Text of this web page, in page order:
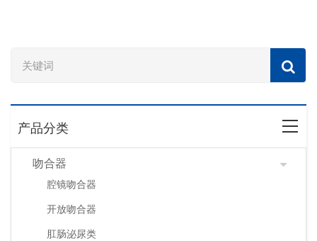
产品分类
吻合器
腔镜吻合器
开放吻合器
肛肠泌尿类